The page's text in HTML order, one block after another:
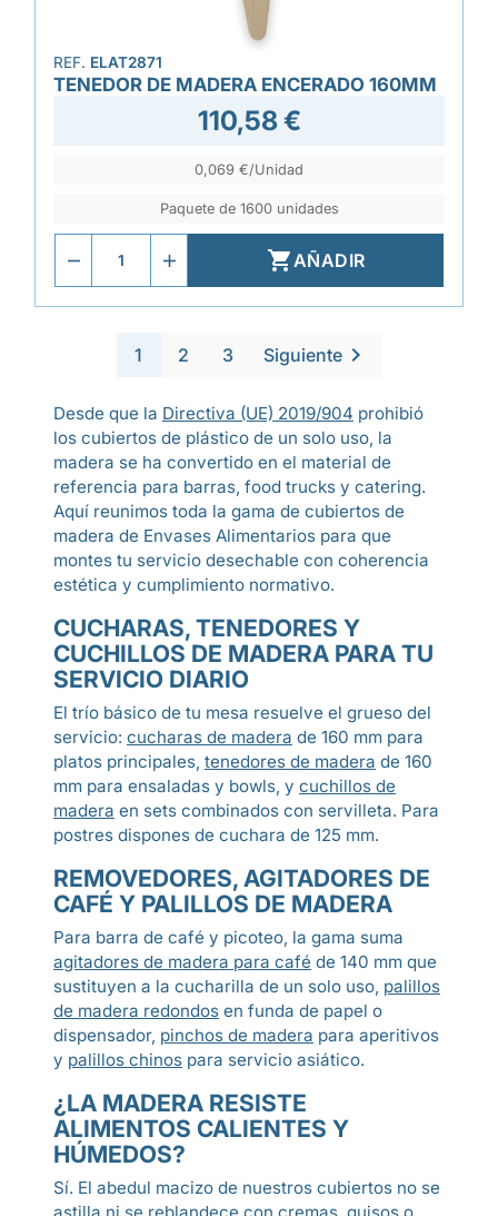
REF. ELAT2871
TENEDOR DE MADERA ENCERADO 160MM
110,58 €
0,069 €/Unidad
Paquete de 1600 unidades
AÑADIR
1 2 3 Siguiente
Desde que la Directiva (UE) 2019/904 prohibió
los cubiertos de plástico de un solo uso, la
madera se ha convertido en el material de
referencia para barras, food trucks y catering.
Aquí reunimos toda la gama de cubiertos de
madera de Envases Alimentarios para que
montes tu servicio desechable con coherencia
estética y cumplimiento normativo.
CUCHARAS, TENEDORES Y
CUCHILLOS DE MADERA PARA TU
SERVICIO DIARIO
El trío básico de tu mesa resuelve el grueso del
servicio: cucharas de madera de 160 mm para
platos principales, tenedores de madera de 160
mm para ensaladas y bowls, y cuchillos de
madera en sets combinados con servilleta. Para
postres dispones de cuchara de 125 mm.
REMOVEDORES, AGITADORES DE
CAFÉ Y PALILLOS DE MADERA
Para barra de café y picoteo, la gama suma
agitadores de madera para café de 140 mm que
sustituyen a la cucharilla de un solo uso, palillos
de madera redondos en funda de papel o
dispensador, pinchos de madera para aperitivos
y palillos chinos para servicio asiático.
¿LA MADERA RESISTE
ALIMENTOS CALIENTES Y
HÚMEDOS?
Sí. El abedul macizo de nuestros cubiertos no se